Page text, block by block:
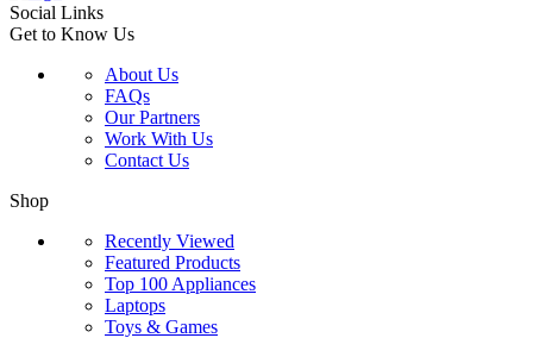
Social Links
Get to Know Us
About Us
FAQs
Our Partners
Work With Us
Contact Us
Shop
Recently Viewed
Featured Products
Top 100 Appliances
Laptops
Toys & Games